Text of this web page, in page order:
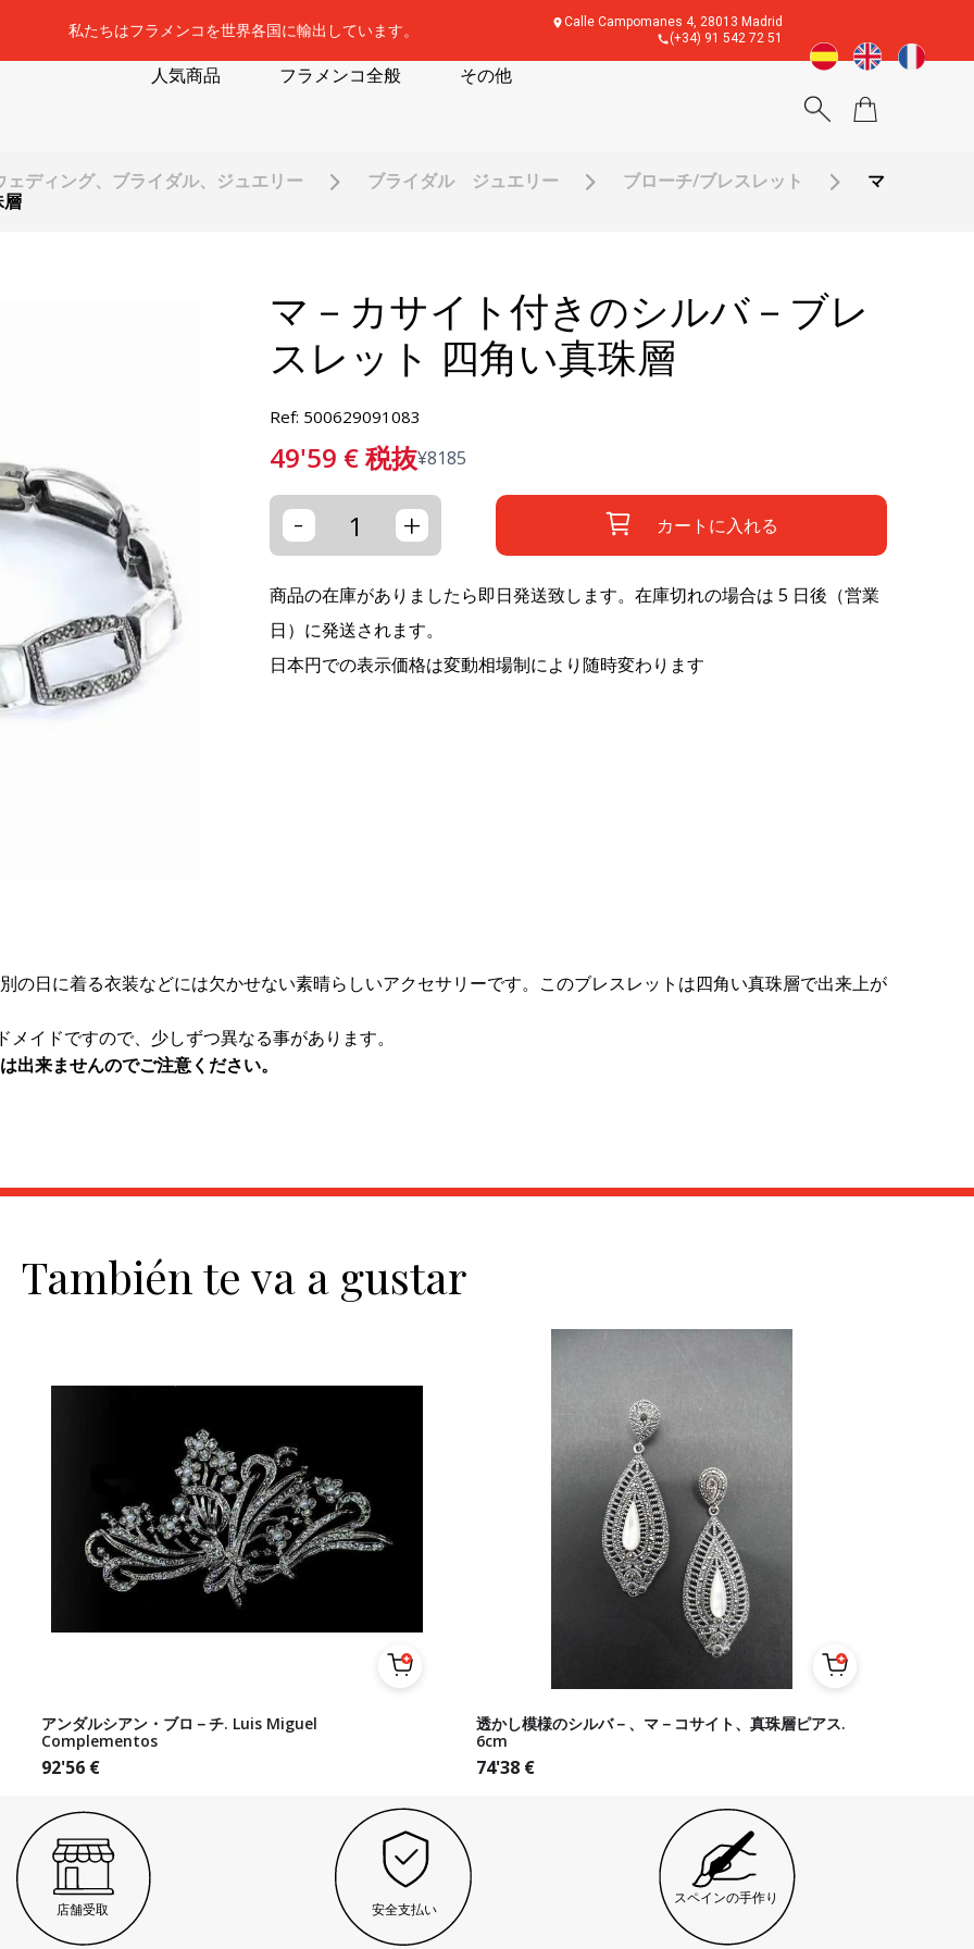
私たちはフラメンコを世界各国に輸出しています。
Calle Campomanes 4, 28013 Madrid
(+34) 91 542 72 51
人気商品 フラメンコ全般 その他
ェディング、ブライダル、ジュエリー ブライダル ジュエリー ブローチ/ブレスレット
マ
層
マ－カサイト付きのシルバ－ブレ
スレット 四角い真珠層
Ref: 500629091083
49'59 €税抜¥8185
- + カートに入れる
商品の在庫がありましたら即日発送致します。在庫切れの場合は 5 日後（営業
日）に発送されます。
日本円での表示価格は変動相場制により随時変わります
の日に着る衣装などには欠かせない素晴らしいアクセサリーです。このブレスレットは四角い真珠層で出来上が
イドですので、少しずつ異なる事があります。
出来ませんのでご注意ください。
También te va a gustar
アンダルシアン・ブロ－チ. Luis Miguel
Complementos
92'56 €
透かし模様のシルバ－、マ－コサイト、真珠層ピアス.
6cm
74'38 €
店舗受取 安全支払い
スペインの手作り